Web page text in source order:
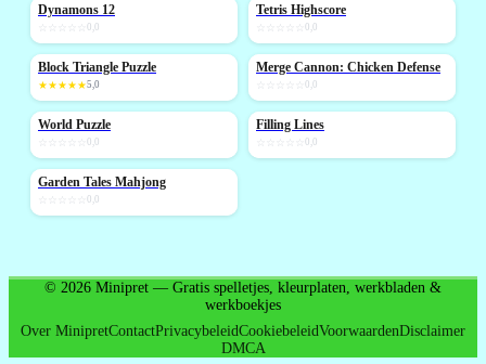
NIEUW
Dynamons 12
0,0
NIEUW
Tetris Highscore
0,0
Block Triangle Puzzle
★★★★★5,0
NIEUW
Merge Cannon: Chicken Defense
0,0
NIEUW
World Puzzle
0,0
NIEUW
Filling Lines
0,0
NIEUW
Garden Tales Mahjong
0,0
© 2026 Minipret — Gratis spelletjes, kleurplaten, werkbladen &
werkboekjes
Over MinipretContactPrivacybeleidCookiebeleidVoorwaardenDisclaimer
DMCA